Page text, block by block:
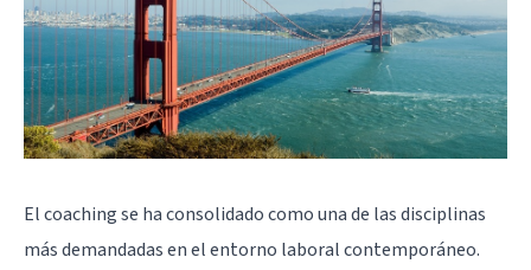
El coaching se ha consolidado como una de las disciplinas
más demandadas en el entorno laboral contemporáneo.